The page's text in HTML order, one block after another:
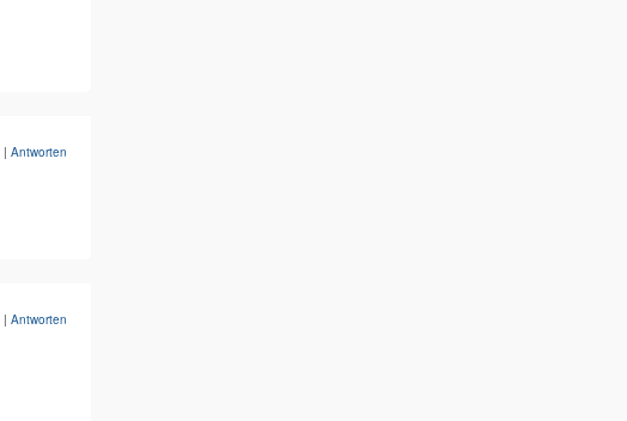
| Antworten
| Antworten